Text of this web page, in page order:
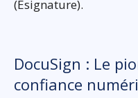
(Esignature).
DocuSign : Le
confiance